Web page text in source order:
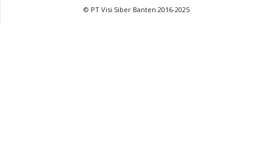
© PT Visi Siber Banten 2016-2025